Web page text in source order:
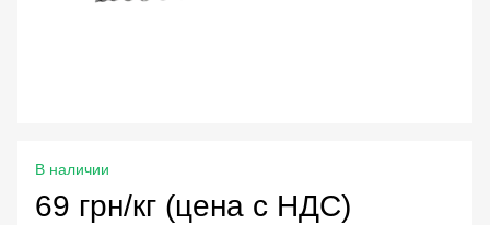
В наличии
69 грн/кг (цена с НДС)